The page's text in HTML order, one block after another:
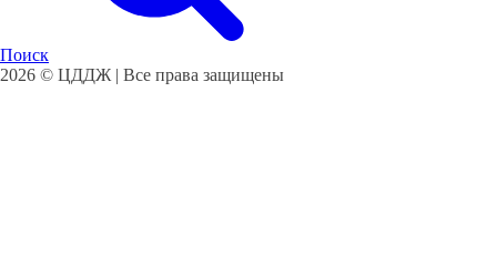
Поиск
2026 © ЦДДЖ | Все права защищены